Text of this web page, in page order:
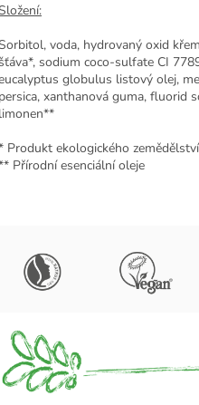
voda, hydrovaný oxid
šťáva*, sodium coco-sulfate CI
globulus listový olej,
persica, xanthanová guma, fluorid
limonen**
Produkt ekologického zemědělství
Přírodní esenciální oleje